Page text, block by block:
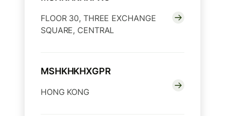
FLOOR 30, THREE EXCHANGE
SQUARE, CENTRAL
MSHKHKHXGPR
HONG KONG